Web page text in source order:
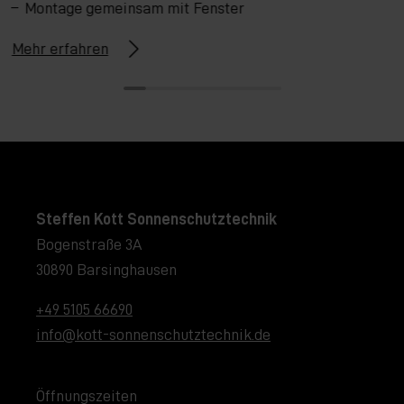
Montage gemeinsam mit Fenster
Mehr erfahren
Steffen Kott Sonnenschutztechnik
Bogenstraße 3A
30890 Barsinghausen
+49 5105 66690
info@kott-sonnenschutztechnik.de
Öffnungszeiten